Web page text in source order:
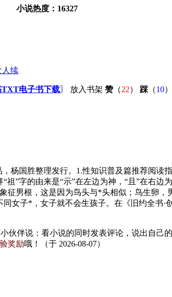
小说热度：16327
人续
TXT电子书下载〗 放入书架 赞（22） 踩 （10）
杨国胜整理发行。1.性知识普及篇推荐阅读
”字的由来是“示”在左边为神，“且”在右边
征男根，这是因为鸟头与*头相似；鸟生卵
同女子*，女子就不会生孩子。在《旧约全
伙伴说： 看小说的同时发表评论，说出自己
奖励哦！ （于 2026-08-07）